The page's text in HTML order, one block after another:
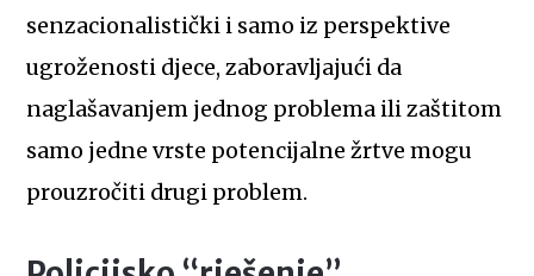
senzacionalistički i samo iz perspektive
ugroženosti djece, zaboravljajući da
naglašavanjem jednog problema ili zaštitom
samo jedne vrste potencijalne žrtve mogu
prouzročiti drugi problem.